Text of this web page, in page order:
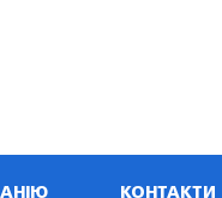
КОНТАКТИ